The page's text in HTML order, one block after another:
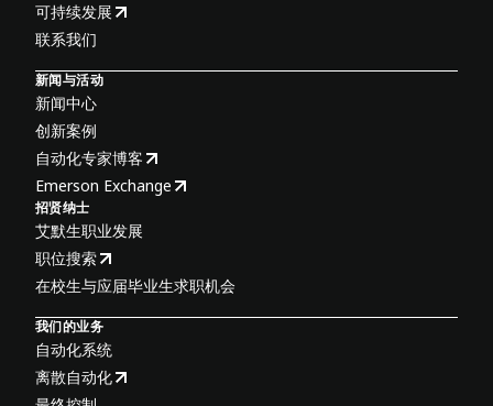
可持续发展
联系我们
新闻与活动
新闻中心
创新案例
自动化专家博客
Emerson Exchange
招贤纳士
艾默生职业发展
职位搜索
在校生与应届毕业生求职机会
我们的业务
自动化系统
离散自动化